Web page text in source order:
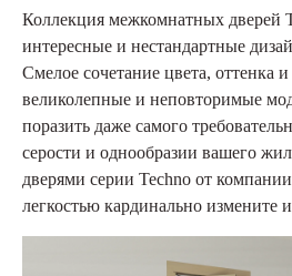
Коллекция межкомнатных дверей
интересные и нестандартные
Смелое сочетание цвета, оттенка
великолепные и неповторимые
поразить даже самого
серости и однообразии вашего
дверями серии Techno от
легкостью кардинально измените